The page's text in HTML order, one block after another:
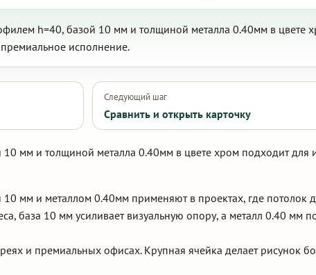
h=40, базой 10 мм и толщиной металла 0.40мм в цвете
исполнение.
Следующий шаг
Сравнить и открыть карточку
мм и толщиной металла 0.40мм в цвете хром подходит для
мм и металлом 0.40мм применяют в проектах, где потолок
база 10 мм усиливает визуальную опору, а металл 0.40 мм
и премиальных офисах. Крупная ячейка делает рисунок